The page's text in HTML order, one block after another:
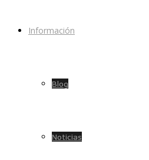
Información
Blog
Noticias